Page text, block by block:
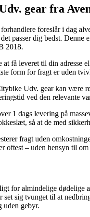
gear fra
foreslår i dag
passer dig bedst. Denne
2018.
få leveret til din adresse
form for fragt er uden
Udv. gear kan være
ved den relevante
1 dags levering på
så at de med
fragt uden
oftest – uden hensyn til
for almindelige dødelige
sig tvunget til at
uden gebyr.